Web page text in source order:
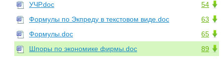
54
УЧР.doc
63
Формулы по Экпреду в текстовом виде.doc
65
Формулы.doc
89
Шпоры по экономике фирмы.doc